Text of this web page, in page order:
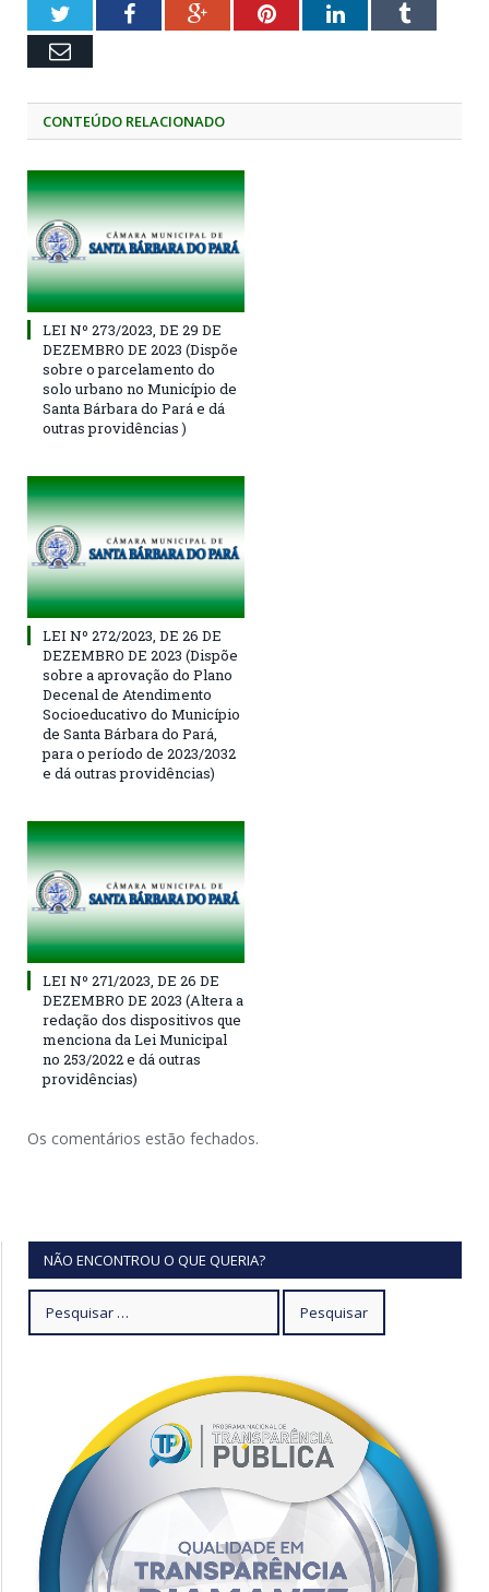
TwitterFacebookGoogle+PinterestLinkedInTumblr
Email
CONTEÚDO RELACIONADO
LEI Nº 273/2023, DE 29 DE
DEZEMBRO DE 2023 (Dispõe
sobre o parcelamento do
solo urbano no Município de
Santa Bárbara do Pará e dá
outras providências )
LEI Nº 272/2023, DE 26 DE
DEZEMBRO DE 2023 (Dispõe
sobre a aprovação do Plano
Decenal de Atendimento
Socioeducativo do Município
de Santa Bárbara do Pará,
para o período de 2023/2032
e dá outras providências)
LEI Nº 271/2023, DE 26 DE
DEZEMBRO DE 2023 (Altera a
redação dos dispositivos que
menciona da Lei Municipal
no 253/2022 e dá outras
providências)
Os comentários estão fechados.
NÃO ENCONTROU O QUE QUERIA?